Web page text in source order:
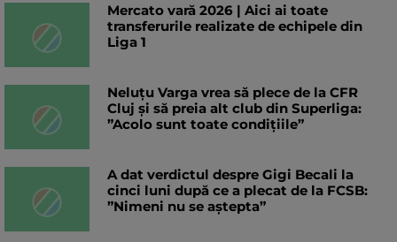
Mercato vară 2026 | Aici ai toate
transferurile realizate de echipele din
Liga 1
Neluțu Varga vrea să plece de la CFR
Cluj și să preia alt club din Superliga:
”Acolo sunt toate condițiile”
A dat verdictul despre Gigi Becali la
cinci luni după ce a plecat de la FCSB:
”Nimeni nu se aștepta”